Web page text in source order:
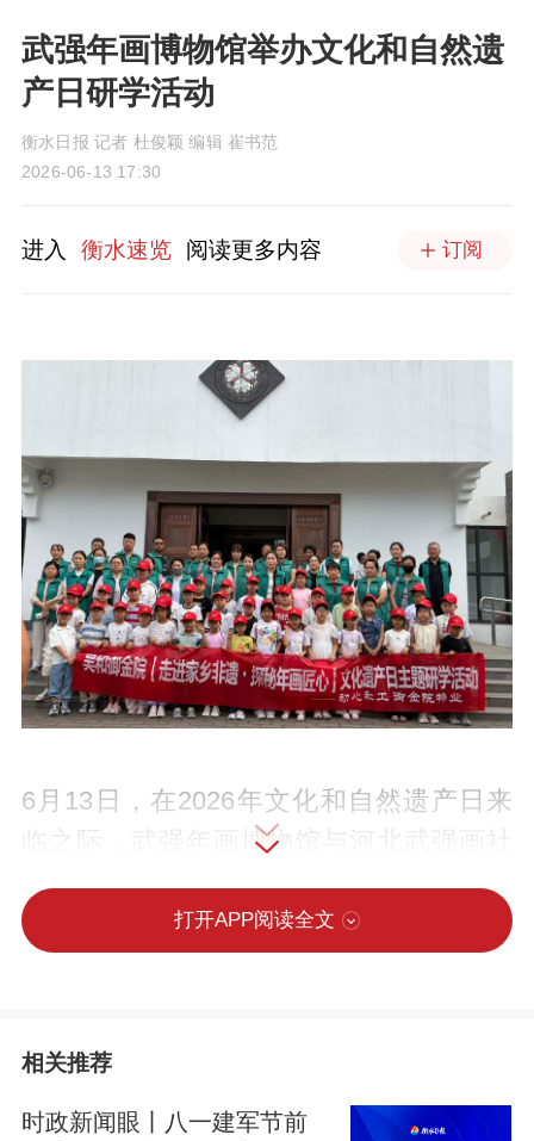
武强年画博物馆举办文化和自然遗
产日研学活动
衡水日报 记者 杜俊颖 编辑 崔书范
2026-06-13 17:30
进入 衡水速览 阅读更多内容 订阅
6月13日，在2026年文化和自然遗产日来
临之际，武强年画博物馆与河北武强画社
立足非遗传承与推广的职责，以“文物属于
人民 服务人民”为主题，精心策划并开展了
打开APP阅读全文
相关推荐
时政新闻眼丨八一建军节前